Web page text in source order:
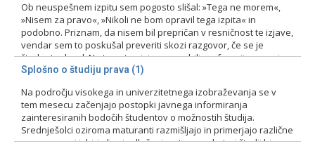
Ob neuspešnem izpitu sem pogosto slišal: »Tega ne morem«,
»Nisem za pravo«, »Nikoli ne bom opravil tega izpita« in
podobno. Priznam, da nisem bil prepričan v resničnost te izjave,
vendar sem to poskušal preveriti skozi razgovor, če se je
študent odzval. Na tovrstne izjave smo bili profesorji pozorni
zlasti pri prvih izpitih, kajti ni bila…
15. 2. 2024 Nerazvrščeno
Splošno o študiju prava (1)
Na področju visokega in univerzitetnega izobraževanja se v
tem mesecu začenjajo postopki javnega informiranja
zainteresiranih bodočih študentov o možnostih študija.
Srednješolci oziroma maturanti razmišljajo in primerjajo različne
programe pri izbiri ali pri odločanju o tem, na kateri študij bi se